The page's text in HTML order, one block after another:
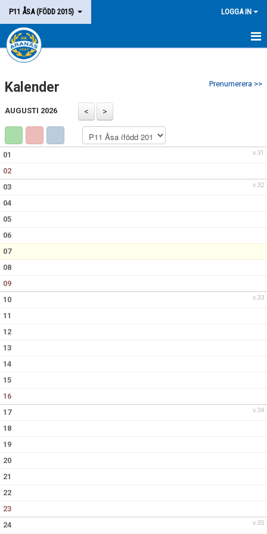
P11 ÅSA (FÖDD 2015) LOGGA IN
HEM
LAGET
KALENDER
Prenumerera >>
Kalender
AUGUSTI 2026
v.31
01
02
v.32
03
04
05
06
07
08
09
v.33
10
11
12
13
14
15
16
v.34
17
18
19
20
21
22
23
v.35
24